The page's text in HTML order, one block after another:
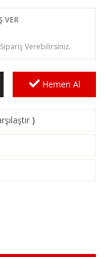
VER
Verebilirsiniz.
Hemen Al
)